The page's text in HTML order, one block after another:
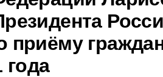
приёму
года